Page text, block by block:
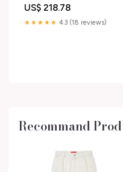
US$ 218.78
★★★★★ 4.3 (18 reviews)
Recommand